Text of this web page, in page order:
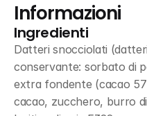
Informazioni
Ingredienti
Datteri snocciolati
conservante: sorbato di
extra fondente (cacao
cacao, zucchero, burro